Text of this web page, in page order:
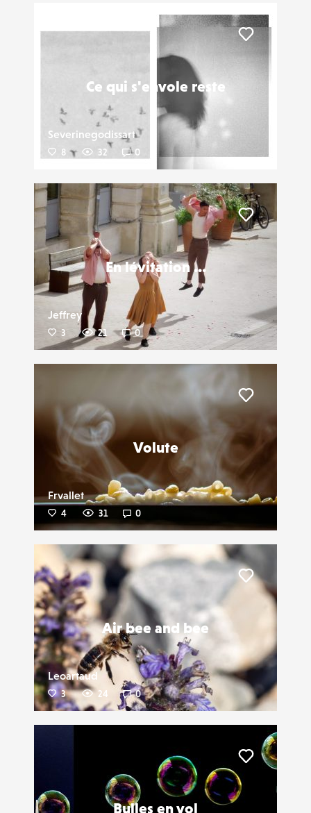
Ce qui s'envole reste
Severinegodissart
8 32 0
En lévitation …
Jeffrey
3 21 0
Liker
Volute
Frvallet
4 31 0
Air bee and bee
Leoartaud
3 24 0
Liker
Bulles en vol
Liker